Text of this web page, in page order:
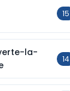
15
la-
14